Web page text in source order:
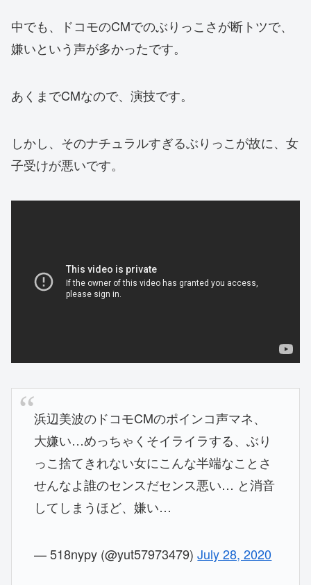
中でも、ドコモのCMでのぶりっこさが断トツで、
嫌いという声が多かったです。
あくまでCMなので、演技です。
しかし、そのナチュラルすぎるぶりっこが故に、女
子受けが悪いです。
浜辺美波のドコモCMのポインコ声マネ、
大嫌い…めっちゃくそイライラする、ぶり
っこ捨てきれない女にこんな半端なことさ
せんなよ誰のセンスだセンス悪い… と消音
してしまうほど、嫌い…
— 518nypy (@yut57973479)July 28, 2020